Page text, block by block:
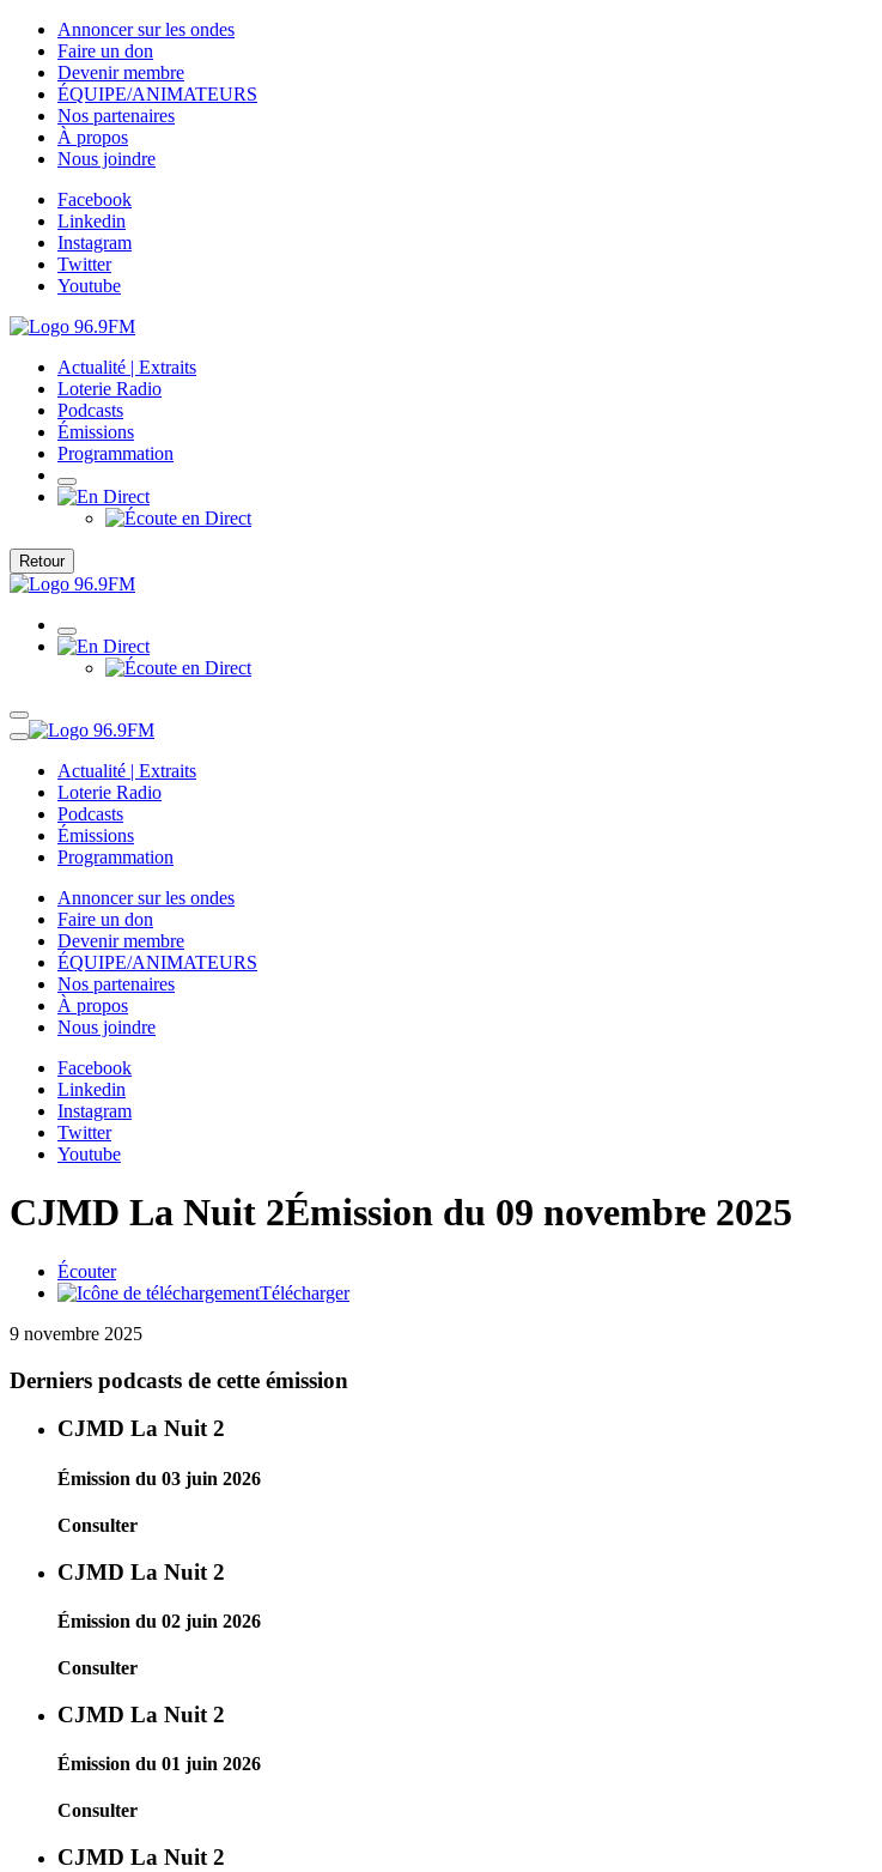
Annoncer sur les ondes
Faire un don
Devenir membre
ÉQUIPE/ANIMATEURS
Nos partenaires
À propos
Nous joindre
Facebook
Linkedin
Instagram
Twitter
Youtube
Actualité | Extraits
Loterie Radio
Podcasts
Émissions
Programmation
Retour
Actualité | Extraits
Loterie Radio
Podcasts
Émissions
Programmation
Annoncer sur les ondes
Faire un don
Devenir membre
ÉQUIPE/ANIMATEURS
Nos partenaires
À propos
Nous joindre
Facebook
Linkedin
Instagram
Twitter
Youtube
CJMD La Nuit 2Émission du 09 novembre 2025
Écouter
Télécharger
9 novembre 2025
Derniers podcasts de cette émission
CJMD La Nuit 2
Émission du 03 juin 2026
Consulter
CJMD La Nuit 2
Émission du 02 juin 2026
Consulter
CJMD La Nuit 2
Émission du 01 juin 2026
Consulter
CJMD La Nuit 2